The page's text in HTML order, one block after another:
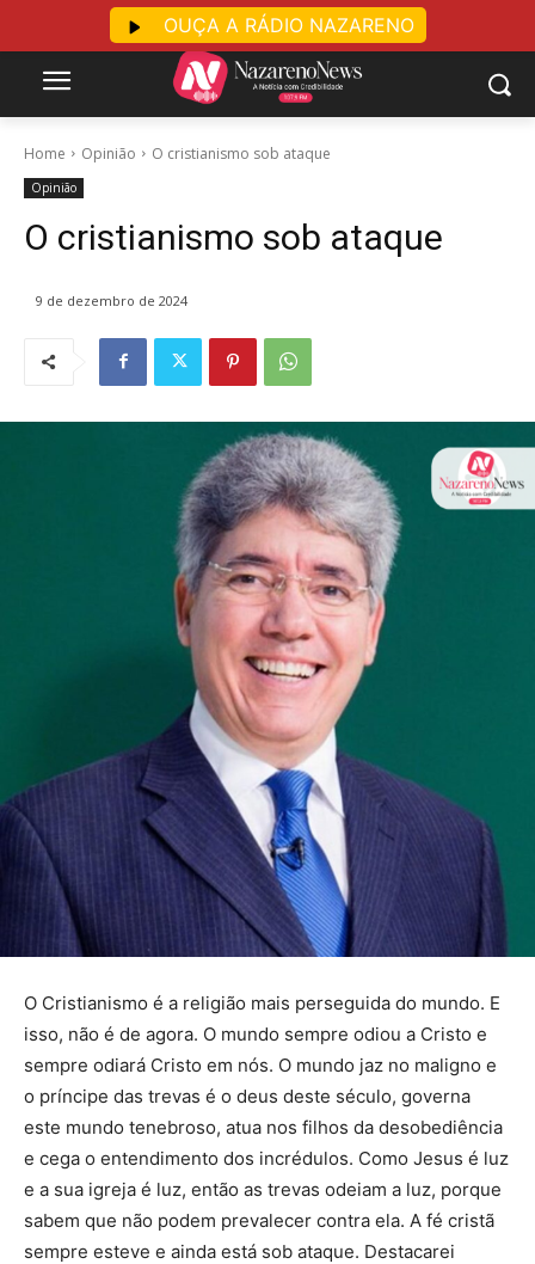
Home Opinião O cristianismo sob ataque
Opinião
O cristianismo sob ataque
9 de dezembro de 2024
O Cristianismo é a religião mais perseguida do mundo. E
isso, não é de agora. O mundo sempre odiou a Cristo e
sempre odiará Cristo em nós. O mundo jaz no maligno e
o príncipe das trevas é o deus deste século, governa
este mundo tenebroso, atua nos filhos da desobediência
e cega o entendimento dos incrédulos. Como Jesus é luz
e a sua igreja é luz, então as trevas odeiam a luz, porque
sabem que não podem prevalecer contra ela. A fé cristã
sempre esteve e ainda está sob ataque. Destacarei
OUÇA A RÁDIO NAZARENO